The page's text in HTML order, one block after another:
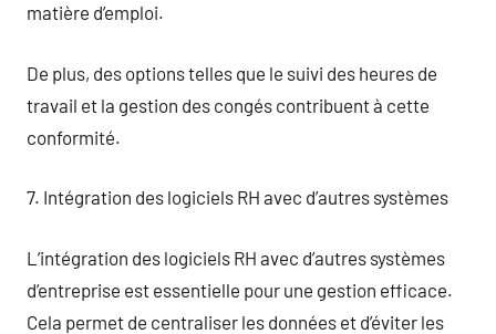
matière d’emploi.
De plus, des options telles que le suivi des heures de
travail et la gestion des congés contribuent à cette
conformité.
7. Intégration des logiciels RH avec d’autres systèmes
L’intégration des logiciels RH avec d’autres systèmes
d’entreprise est essentielle pour une gestion efficace.
Cela permet de centraliser les données et d’éviter les